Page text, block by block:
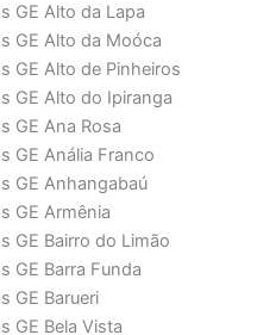
GE Alto da Lapa
GE Alto da Moóca
GE Alto de Pinheiros
GE Alto do Ipiranga
GE Ana Rosa
GE Anália Franco
GE Anhangabaú
GE Armênia
GE Bairro do Limão
GE Barra Funda
GE Barueri
GE Bela Vista